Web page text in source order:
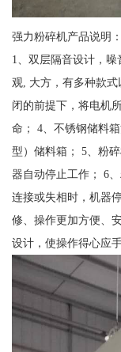
强力粉碎机产品说明：
1、双层隔音设计，
观, 大方，有多种款
闭的前提下，将电机
命； 4、不锈钢储料
型）储料箱； 5、粉
器自动停止工作； 6
连接或失相时，机器
修、操作更加方便、
设计，使操作得心应